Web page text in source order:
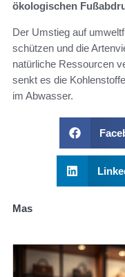
ökologischen
Der Umstieg auf
schützen und die
natürliche Ressourcen
senkt es die
im Abwasser.
Mas